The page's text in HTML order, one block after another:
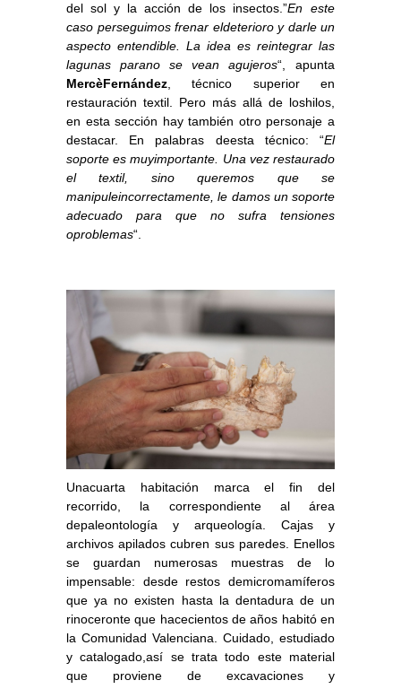
del sol y la acción de los insectos.”En este
caso perseguimos frenar eldeterioro y darle un
aspecto entendible. La idea es reintegrar las
lagunas parano se vean agujeros“, apunta
MercèFernández , técnico superior en
restauración textil. Pero más allá de loshilos,
en esta sección hay también otro personaje a
destacar. En palabras deesta técnico: “El
soporte es muyimportante. Una vez restaurado
el textil, sino queremos que se
manipuleincorrectamente, le damos un soporte
adecuado para que no sufra tensiones
oproblemas“.
Unacuarta habitación marca el fin del
recorrido, la correspondiente al área
depaleontología y arqueología. Cajas y
archivos apilados cubren sus paredes. Enellos
se guardan numerosas muestras de lo
impensable: desde restos demicromamíferos
que ya no existen hasta la dentadura de un
rinoceronte que hacecientos de años habitó en
la Comunidad Valenciana. Cuidado, estudiado
y catalogado,así se trata todo este material
que proviene de excavaciones y